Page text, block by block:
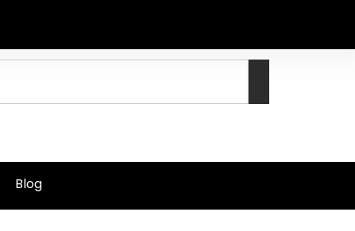
Blog